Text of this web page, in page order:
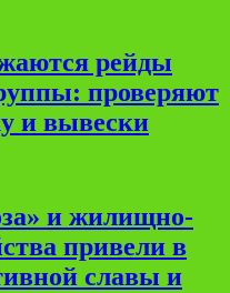
рейды
проверяют
и вывески
и жилищно-
привели в
славы и